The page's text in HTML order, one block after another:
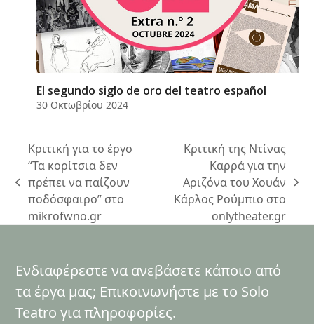
El segundo siglo de oro del teatro español
30 Οκτωβρίου 2024
previous
post:
Κριτική για το έργο
“Τα κορίτσια δεν
πρέπει να παίζουν
ποδόσφαιρο” στο
mikrofwno.gr
next
post:
Κριτική της Ντίνας
Καρρά για την
Αριζόνα του Χουάν
Κάρλος Ρούμπιο στο
onlytheater.gr
Ενδιαφέρεστε να ανεβάσετε κάποιο από
τα έργα μας; Επικοινωνήστε με το Solo
Teatro για πληροφορίες.